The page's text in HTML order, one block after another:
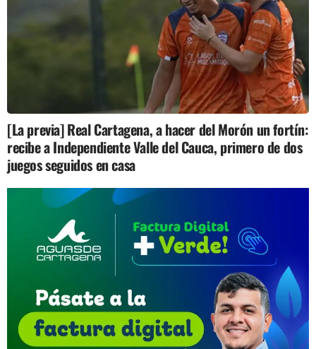
[La previa] Real Cartagena, a hacer del Morón un fortín:
recibe a Independiente Valle del Cauca, primero de dos
juegos seguidos en casa